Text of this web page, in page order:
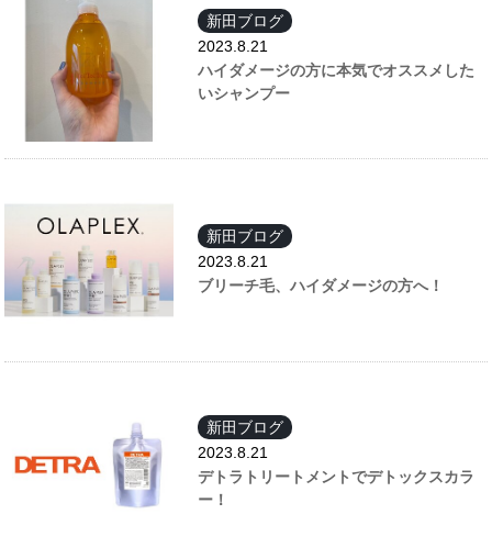
新田ブログ
2023.8.21
ハイダメージの方に本気でオススメした
いシャンプー
新田ブログ
2023.8.21
ブリーチ毛、ハイダメージの方へ！
新田ブログ
2023.8.21
デトラトリートメントでデトックスカラ
ー！